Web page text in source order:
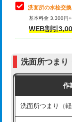
マス交換（深さ
マス交換（深さ
モルタル補修（
モルタル補修（
交換・取付(混合
式・ワンホール
（P/S/ポップア
交換・取付（そ
持込商品取付（
持込商品取付（
洗面所の水栓交換
基本料金 3,300円
WEB割引
洗面所つまり
作
洗面所つまり（軽